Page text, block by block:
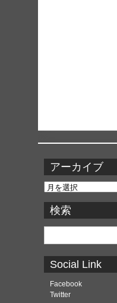
アーカイブ
ア
カ
イ
ブ
検索
検
Social Link
Facebook
Twitter